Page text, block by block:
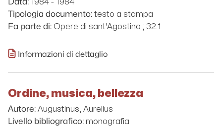
Data:
Tipologia documento: testo a stampa
Fa parte di: Opere di sant'Agostino ; 32.1
Informazioni di dettaglio
Ordine, musica, bellezza
Autore: Augustinus, Aurelius
Livello bibliografico: monografia